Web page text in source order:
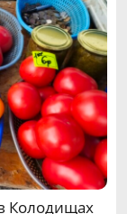
Колодищах